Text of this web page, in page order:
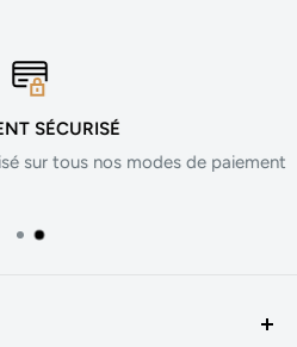
SÉCURISÉ
sur tous nos modes de paiement